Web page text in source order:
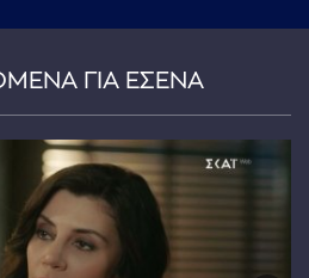
ΓΙΑ ΕΣΕΝΑ